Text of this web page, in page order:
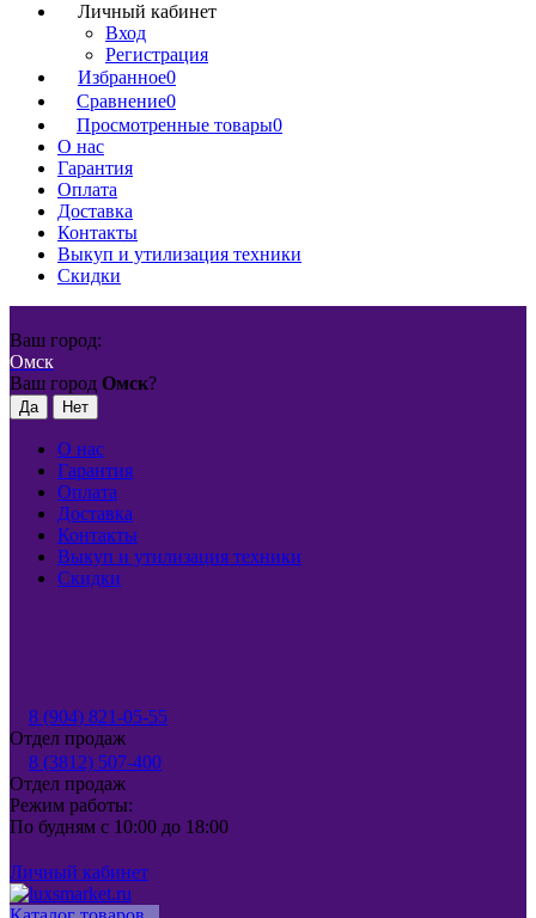
Личный кабинет
Вход
Регистрация
Избранное0
Сравнение0
Просмотренные товары0
О нас
Гарантия
Оплата
Доставка
Контакты
Выкуп и утилизация техники
Скидки
Ваш город:
Омск
Ваш город Омск?
О нас
Гарантия
Оплата
Доставка
Контакты
Выкуп и утилизация техники
Скидки
8 (904) 821-05-55
Отдел продаж
8 (3812) 507-400
Отдел продаж
Режим работы:
По будням с 10:00 до 18:00
Личный кабинет